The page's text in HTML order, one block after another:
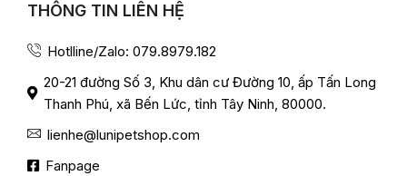
THÔNG TIN LIÊN HỆ
Hotlline/Zalo: 079.8979.182
20-21 đường Số 3, Khu dân cư Đường 10, ấp Tấn Long
Thanh Phú, xã Bến Lức, tỉnh Tây Ninh, 80000.
lienhe@lunipetshop.com
Fanpage